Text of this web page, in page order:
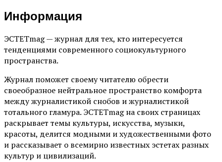
Информация
ЭСТЕТmag — журнал для тех, кто интересуется
тенденциями современного социокультурного
пространства.
Журнал поможет своему читателю обрести
своеобразное нейтральное пространство комфорта
между журналистикой снобов и журналистикой
тотального гламура. ЭСТЕТmag на своих страницах
раскрывает темы культуры, искусства, музыки,
красоты, делится модными и художественными фото
и рассказывает о всемирно известных эстетах разных
культур и цивилизаций.